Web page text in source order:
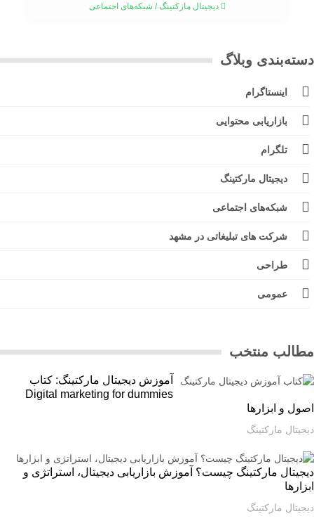
دیجیتال مارکتینگ/شبکه‌های اجتماعی
وبلاگ
اینستاگرام
بازاریابی محتوایی
تلگرام
دیجیتال مارکتینگ
شبکه‌های اجتماعی
شرکت های تبلیغاتی در مشهد
طراحی
عمومی
منتخب
آموزش دیجیتال مارکتینگ: کتاب
Digital marketing for dummies
و ابزارها
مارکتینگ
مارکتینگ چیست؟ آموزش بازاریابی دیجیتال، استراتژی و
مارکتینگ